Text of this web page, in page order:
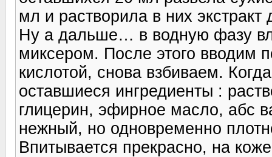
мл и растворила в них
Ну а дальше… в водную фазу
миксером. После этого вводим
кислотой, снова взбиваем.
оставшиеся ингредиенты :
глицерин, эфирное масло, абс
нежный, но одновременно
Впитывается прекрасно, на